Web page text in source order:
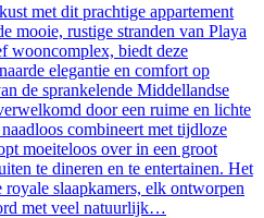
met dit prachtige appartement
mooie, rustige stranden van Playa
wooncomplex, biedt deze
elegantie en comfort op
de sprankelende Middellandse
door een ruime en lichte
combineert met tijdloze
moeiteloos over in een groot
te dineren en te entertainen. Het
slaapkamers, elk ontworpen
met veel natuurlijk…